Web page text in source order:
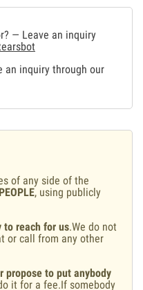
— Leave an inquiry
an inquiry through our
of any side of the
, using publicly
to reach for us.We do not
or call from any other
propose to put anybody
it for a fee.If somebody